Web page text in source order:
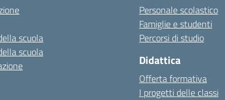
scuola
scuola
Personale scolastico
Famiglie e studenti
Percorsi di studio
Didattica
Offerta formativa
I progetti delle classi